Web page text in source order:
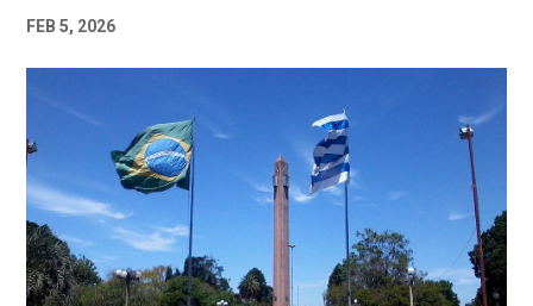
FEB 5, 2026